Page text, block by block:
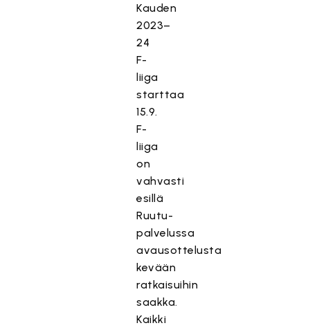
Kauden
2023–
24
F-
liiga
starttaa
15.9.
F-
liiga
on
vahvasti
esillä
Ruutu-
palvelussa
avausottelusta
kevään
ratkaisuihin
saakka.
Kaikki